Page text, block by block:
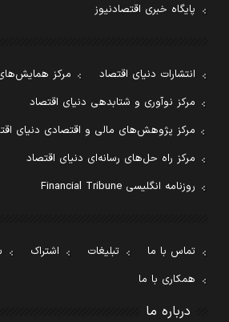
پایگاه خبری اقتصادنیوز
انتشارات دنیای اقتصاد
مرکز
مرکز نوآوری و شتابدهی دنیای اقتصاد
مرکز پژوهش‌های مالی و اقتصادی دنیای
مرکز راه حل‌های رسانه‌ای دنیای اقتصاد
روزنامه انگلیسی Financial Tribune
تماس با ما تبلیغات اشتراک
همکاری با ما
درباره ما